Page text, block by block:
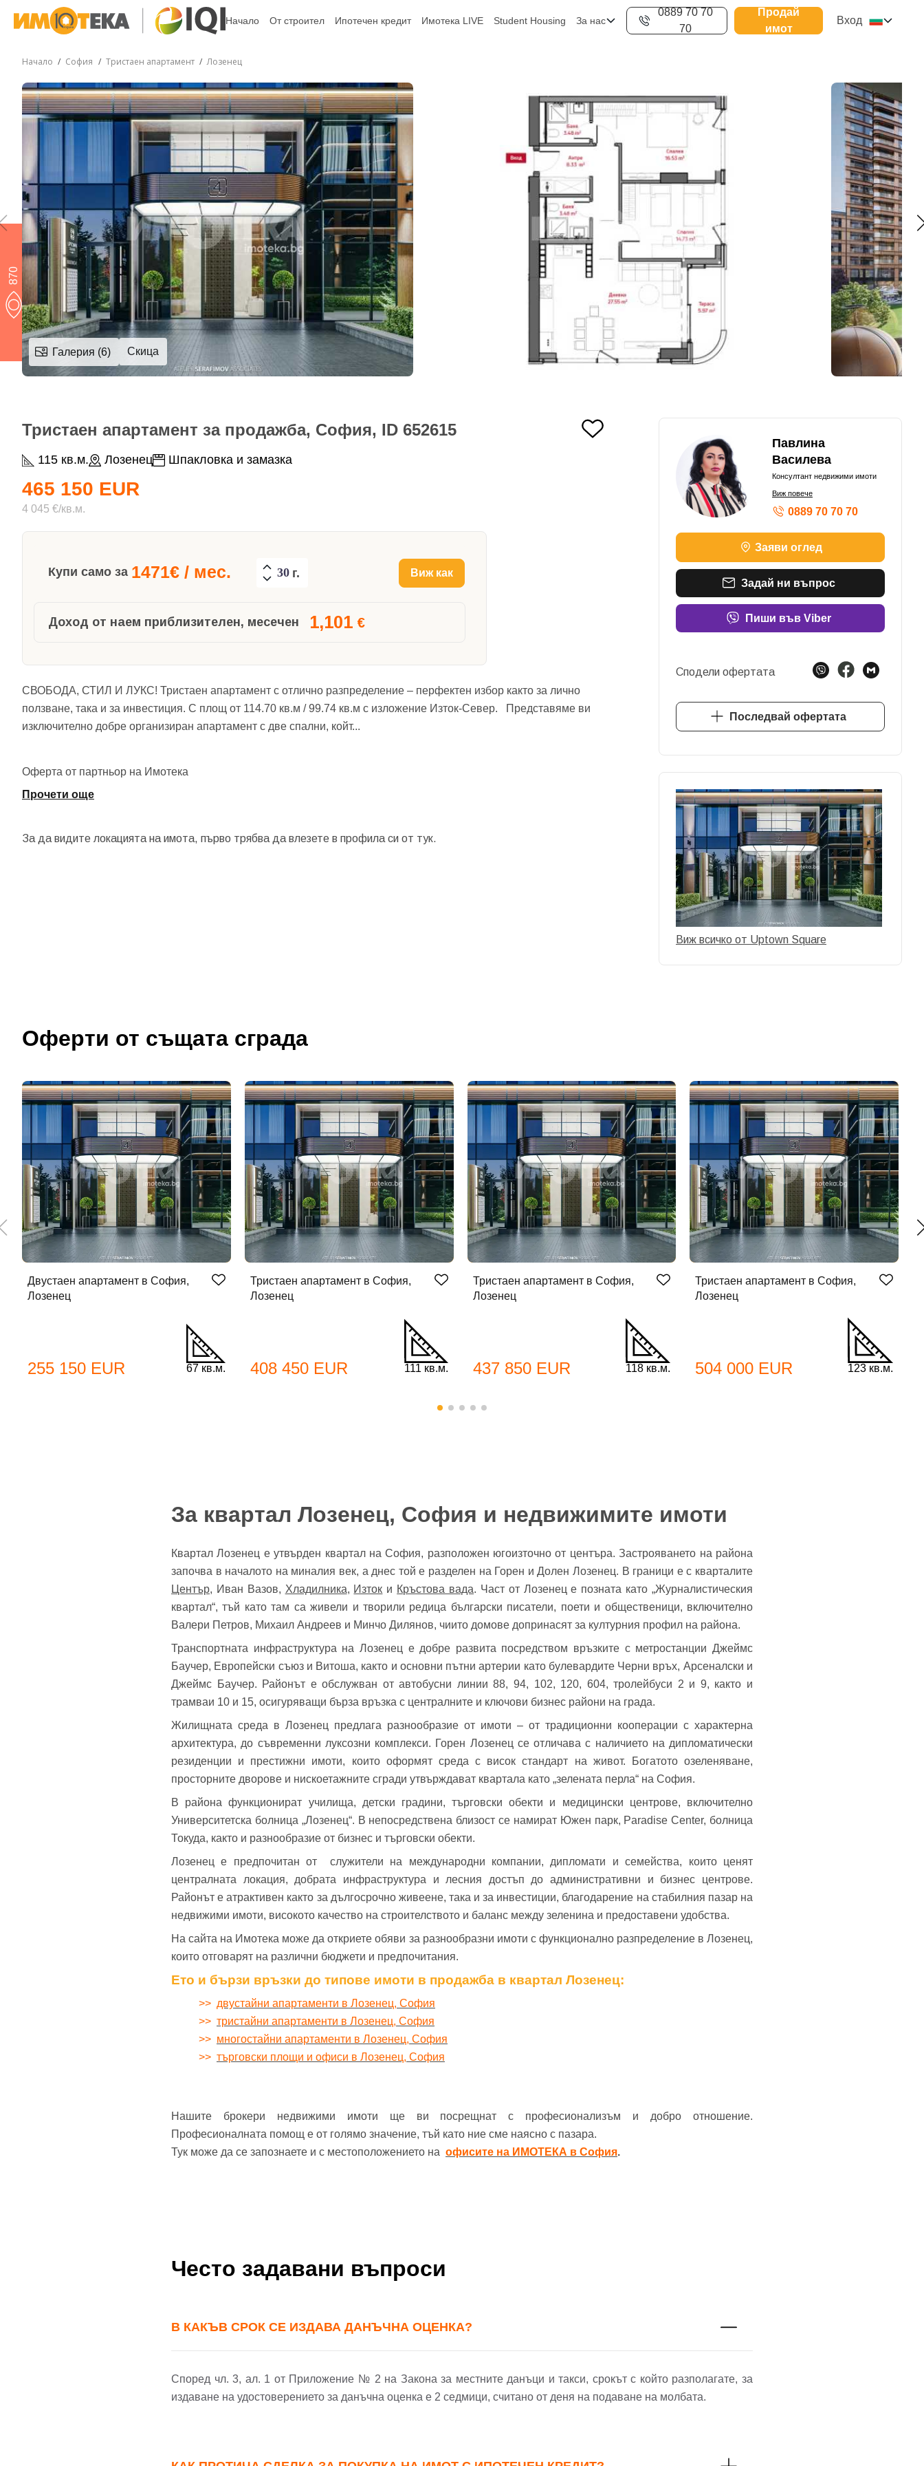
Начало От строител Ипотечен кредит Имотека LIVE Student Housing За нас
0889 70 70
70
Продай
имот
Вход
Парола
Забравена парола?
Вход
Вход като гост
или използвай профил
Начало София Тристаен апартамент Лозенец
870
Галерия (6) Скица
Тристаен апартамент за продажба, София, ID 652615
115 кв.м. Лозенец Шпакловка и замазка
465 150 EUR
4 045 €/кв.м.
Купи само за 1471€ / мес. г. Виж как
Доход от наем приблизителен, месечен 1,101 €
СВОБОДА, СТИЛ И ЛУКС! Тристаен апартамент с отлично разпределение – перфектен избор както за лично
ползване, така и за инвестиция. С площ от 114.70 кв.м / 99.74 кв.м с изложение Изток-Север. Представяме ви
изключително добре организиран апартамент с две спални, койт...
Оферта от партньор на Имотека
Прочети още
За да видите локацията на имота, първо трябва да влезете в профила си от тук.
Павлина
Василева
Консултант недвижими имоти
Виж повече
0889 70 70 70
Заяви оглед
Задай ни въпрос
Пиши във Viber
Сподели офертата
Последвай офертата
Виж всичко от Uptown Square
Оферти от същата сграда
Двустаен апартамент в София,
Лозенец
255 150 EUR 67 кв.м.
Тристаен апартамент в София,
Лозенец
408 450 EUR 111 кв.м.
Тристаен апартамент в София,
Лозенец
437 850 EUR 118 кв.м.
Тристаен апартамент в София,
Лозенец
504 000 EUR 123 кв.м.
За квартал Лозенец, София и недвижимите имоти
Квартал Лозенец е утвърден квартал на София, разположен югоизточно от центъра. Застрояването на района
започва в началото на миналия век, а днес той е разделен на Горен и Долен Лозенец. В граници е с кварталите
Център, Иван Вазов, Хладилника, Изток и Кръстова вада. Част от Лозенец е позната като „Журналистическия
квартал“, тъй като там са живели и творили редица български писатели, поети и общественици, включително
Валери Петров, Михаил Андреев и Минчо Дилянов, чиито домове допринасят за културния профил на района.
Транспортната инфраструктура на Лозенец е добре развита посредством връзките с метростанции Джеймс
Баучер, Европейски съюз и Витоша, както и основни пътни артерии като булевардите Черни връх, Арсеналски и
Джеймс Баучер. Районът е обслужван от автобусни линии 88, 94, 102, 120, 604, тролейбуси 2 и 9, както и
трамваи 10 и 15, осигуряващи бърза връзка с централните и ключови бизнес райони на града.
Жилищната среда в Лозенец предлага разнообразие от имоти – от традиционни кооперации с характерна
архитектура, до съвременни луксозни комплекси. Горен Лозенец се отличава с наличието на дипломатически
резиденции и престижни имоти, които оформят среда с висок стандарт на живот. Богатото озеленяване,
просторните дворове и нискоетажните сгради утвърждават квартала като „зелената перла“ на София.
В района функционират училища, детски градини, търговски обекти и медицински центрове, включително
Университетска болница „Лозенец“. В непосредствена близост се намират Южен парк, Paradise Center, болница
Токуда, както и разнообразие от бизнес и търговски обекти.
Лозенец е предпочитан от служители на международни компании, дипломати и семейства, които ценят
централната локация, добрата инфраструктура и лесния достъп до административни и бизнес центрове.
Районът е атрактивен както за дългосрочно живеене, така и за инвестиции, благодарение на стабилния пазар на
недвижими имоти, високото качество на строителството и баланс между зеленина и предоставени удобства.
На сайта на Имотека може да откриете обяви за разнообразни имоти с функционално разпределение в Лозенец,
които отговарят на различни бюджети и предпочитания.
Ето и бързи връзки до типове имоти в продажба в квартал Лозенец:
>> двустайни апартаменти в Лозенец, София
>> тристайни апартаменти в Лозенец, София
>> многостайни апартаменти в Лозенец, София
>> търговски площи и офиси в Лозенец, София
Нашите брокери недвижими имоти ще ви посрещнат с професионализъм и добро отношение.
Професионалната помощ е от голямо значение, тъй като ние сме наясно с пазара.
Тук може да се запознаете и с местоположението на офисите на ИМОТЕКА в София.
Често задавани въпроси
В КАКЪВ СРОК СЕ ИЗДАВА ДАНЪЧНА ОЦЕНКА?
Според чл. 3, ал. 1 от Приложение № 2 на Закона за местните данъци и такси, срокът с който разполагате, за
издаване на удостоверението за данъчна оценка е 2 седмици, считано от деня на подаване на молбата.
Телефон*
Заяви оглед
се обадим възможно най-бързо.